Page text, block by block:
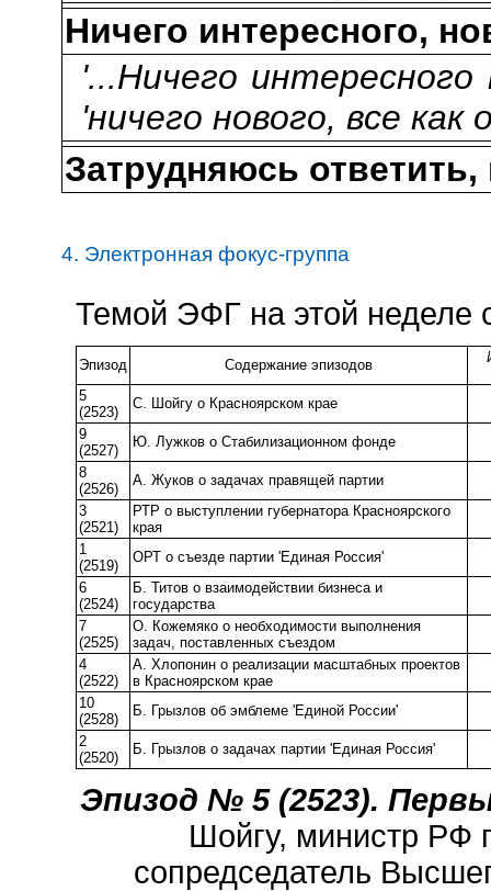
Ничего интересного,
'...Ничего
'ничего нового, все как
Затрудняюсь ответить,
4. Электронная фокус-группа
Темой ЭФГ на этой неделе
Эпизод Содержание эпизодов
5
(2523)
С. Шойгу о Красноярском крае
9
(2527)
Ю. Лужков о Стабилизационном фонде
8
(2526)
А. Жуков о задачах правящей партии
3
(2521)
РТР о выступлении губернатора Красноярского
края
1
(2519)
ОРТ о съезде партии 'Единая Россия'
6
(2524)
Б. Титов о взаимодействии бизнеса и
государства
7
(2525)
О. Кожемяко о необходимости выполнения
задач, поставленных съездом
4
(2522)
А. Хлопонин о реализации масштабных проектов
в Красноярском крае
10
(2528)
Б. Грызлов об эмблеме 'Единой России'
2
(2520)
Б. Грызлов о задачах партии 'Единая Россия'
Эпизод № 5 (2523).
Шойгу, министр РФ
сопредседатель